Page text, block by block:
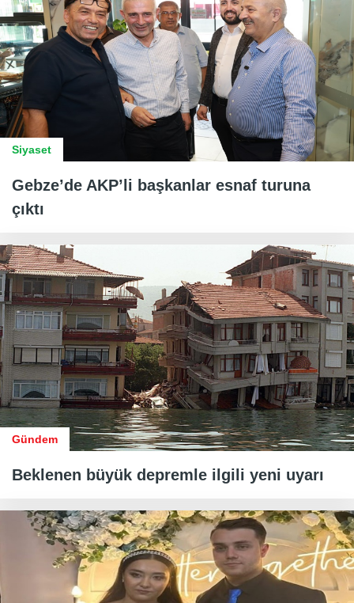
Siyaset
Gebze’de AKP’li başkanlar esnaf turuna
çıktı
Gündem
Beklenen büyük depremle ilgili yeni uyarı